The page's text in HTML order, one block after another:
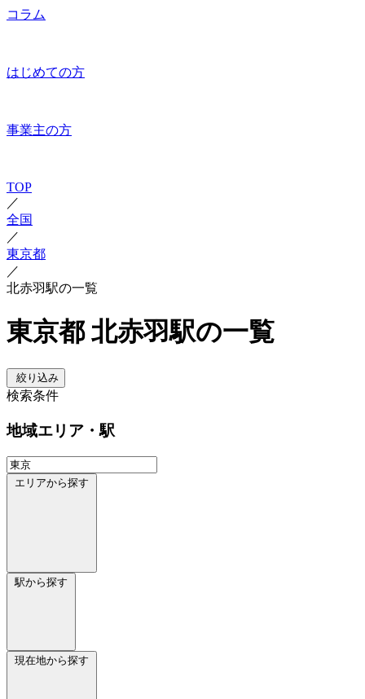
コラム
はじめての方
事業主の方
TOP
／
全国
／
東京都
／
北赤羽駅の一覧
東京都 北赤羽駅の一覧
絞り込み
検索条件
地域エリア・駅
エリアから探す
駅から探す
現在地から探す